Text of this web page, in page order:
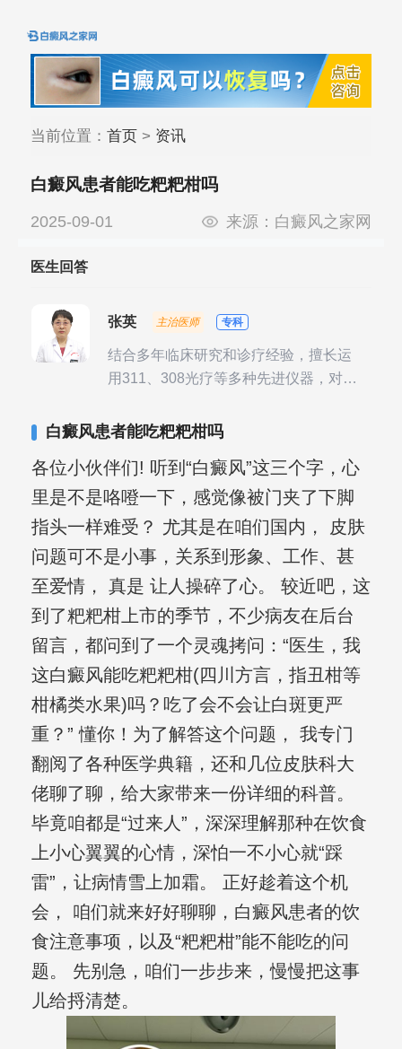
当前位置： 首页> 资讯
白癜风患者能吃粑粑柑吗
2025-09-01 来源： 白癜风之家网
医生回答
张英 主治医师 专科
结合多年临床研究和诊疗经验，擅长运
用311、308光疗等多种先进仪器，对不
其对女性银屑病、顽固性银屑病、全身
验。
白癜风患者能吃粑粑柑吗
各位小伙伴们! 听到“白癜风”这三个字，心
里是不是咯噔一下，感觉像被门夹了下脚
指头一样难受？ 尤其是在咱们国内， 皮肤
问题可不是小事，关系到形象、工作、甚
至爱情， 真是 让人操碎了心。 较近吧，这
到了粑粑柑上市的季节，不少病友在后台
留言，都问到了一个灵魂拷问：“医生，我
这白癜风能吃粑粑柑(四川方言，指丑柑等
柑橘类水果)吗？吃了会不会让白斑更严
重？” 懂你！为了解答这个问题， 我专门
翻阅了各种医学典籍，还和几位皮肤科大
佬聊了聊，给大家带来一份详细的科普。
毕竟咱都是“过来人”，深深理解那种在饮食
上小心翼翼的心情，深怕一不小心就“踩
雷”，让病情雪上加霜。 正好趁着这个机
会， 咱们就来好好聊聊，白癜风患者的饮
食注意事项，以及“粑粑柑”能不能吃的问
题。 先别急，咱们一步步来，慢慢把这事
儿给捋清楚。